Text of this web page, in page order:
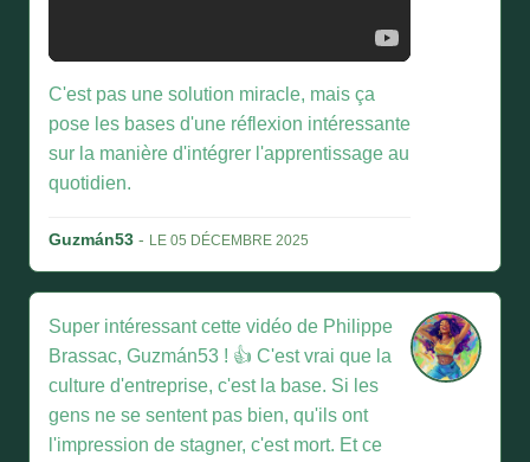
C'est pas une solution miracle, mais ça
pose les bases d'une réflexion intéressante
sur la manière d'intégrer l'apprentissage au
quotidien.
Guzmán53 - LE 05 DÉCEMBRE 2025
Super intéressant cette vidéo de Philippe
Brassac, Guzmán53 ! 👍 C'est vrai que la
culture d'entreprise, c'est la base. Si les
gens ne se sentent pas bien, qu'ils ont
l'impression de stagner, c'est mort. Et ce